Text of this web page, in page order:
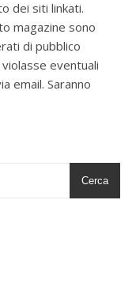
dei siti linkati.
magazine sono
di pubblico
eventuali
email. Saranno
Cerca